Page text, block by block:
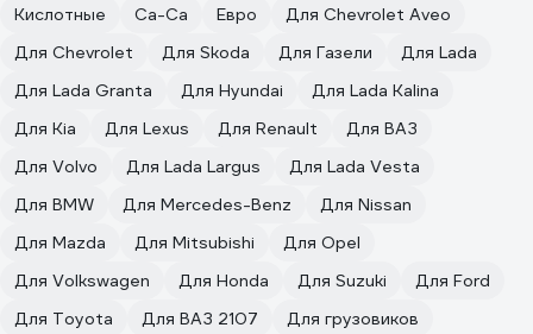
Кислотные
Ca-Ca Евро
Для Chevrolet Aveo
Для Chevrolet
Для Skoda Для Газели
Для Lada
Для Lada Granta
Для Hyundai
Для Lada Kalina
Для Kia
Для Lexus Для Renault
Для ВАЗ
Для Volvo
Для Lada Largus
Для Lada Vesta
Для BMW
Для Mercedes-Benz
Для Nissan
Для Mazda
Для Mitsubishi
Для Opel
Для Volkswagen
Для Honda Для Suzuki
Для Ford
Для Toyota
Для ВАЗ 2107
Для грузовиков